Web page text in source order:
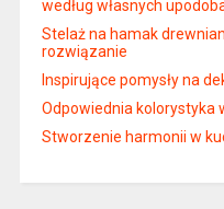
według własnych
Stelaż na hamak
rozwiązanie
Inspirujące pomysły na
Odpowiednia kolorystyka
Stworzenie harmonii w